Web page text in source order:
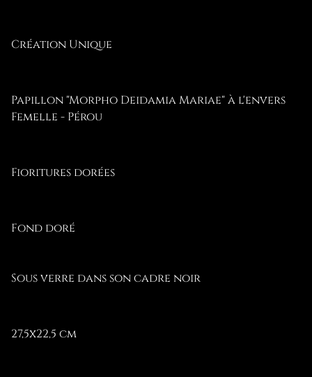
Création Unique
Papillon "Morpho Deidamia Mariae" à l'envers
Femelle - Pérou
Fioritures dorées
Fond doré
Sous verre dans son cadre noir
27,5x22,5 cm